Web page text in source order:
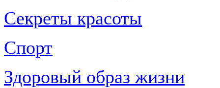
Секреты красоты
Спорт
Здоровый образ жизни